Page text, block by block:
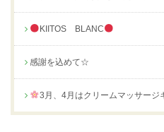
KIITOS BLANC
感謝を込めて☆
3月、4月はクリームマッサージ